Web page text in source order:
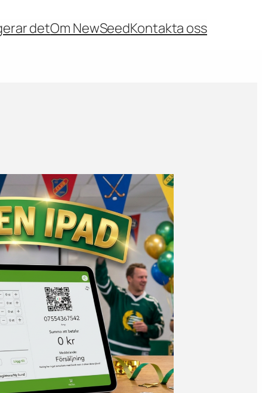
detOm NewSeedKontakta oss